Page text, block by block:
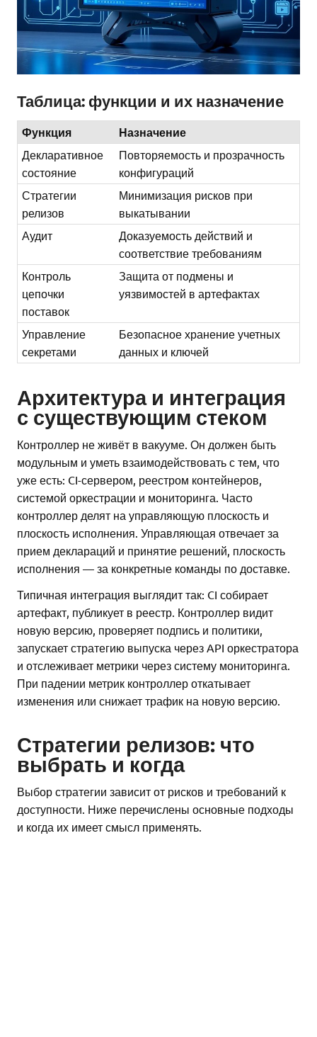
Таблица: функции и их назначение
Функция Назначение
Декларативное
состояние
Повторяемость и прозрачность
конфигураций
Стратегии
релизов
Минимизация рисков при
выкатывании
Аудит
Доказуемость действий и
соответствие требованиям
Контроль
цепочки
поставок
Защита от подмены и
уязвимостей в артефактах
Управление
секретами
Безопасное хранение учетных
данных и ключей
Архитектура и интеграция
с существующим стеком
Контроллер не живёт в вакууме. Он должен быть
модульным и уметь взаимодействовать с тем, что
уже есть: CI-сервером, реестром контейнеров,
системой оркестрации и мониторинга. Часто
контроллер делят на управляющую плоскость и
плоскость исполнения. Управляющая отвечает за
прием деклараций и принятие решений, плоскость
исполнения — за конкретные команды по доставке.
Типичная интеграция выглядит так: CI собирает
артефакт, публикует в реестр. Контроллер видит
новую версию, проверяет подпись и политики,
запускает стратегию выпуска через API оркестратора
и отслеживает метрики через систему мониторинга.
При падении метрик контроллер откатывает
изменения или снижает трафик на новую версию.
Стратегии релизов: что
выбрать и когда
Выбор стратегии зависит от рисков и требований к
доступности. Ниже перечислены основные подходы
и когда их имеет смысл применять.